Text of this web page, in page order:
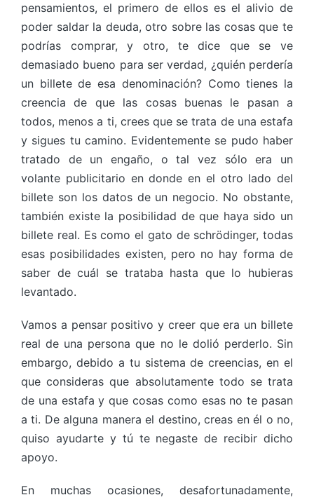
pensamientos, el primero de ellos es el alivio de
poder saldar la deuda, otro sobre las cosas que te
podrías comprar, y otro, te dice que se ve
demasiado bueno para ser verdad, ¿quién perdería
un billete de esa denominación? Como tienes la
creencia de que las cosas buenas le pasan a
todos, menos a ti, crees que se trata de una estafa
y sigues tu camino. Evidentemente se pudo haber
tratado de un engaño, o tal vez sólo era un
volante publicitario en donde en el otro lado del
billete son los datos de un negocio. No obstante,
también existe la posibilidad de que haya sido un
billete real. Es como el gato de schrödinger, todas
esas posibilidades existen, pero no hay forma de
saber de cuál se trataba hasta que lo hubieras
levantado.
Vamos a pensar positivo y creer que era un billete
real de una persona que no le dolió perderlo. Sin
embargo, debido a tu sistema de creencias, en el
que consideras que absolutamente todo se trata
de una estafa y que cosas como esas no te pasan
a ti. De alguna manera el destino, creas en él o no,
quiso ayudarte y tú te negaste de recibir dicho
apoyo.
En muchas ocasiones, desafortunadamente,